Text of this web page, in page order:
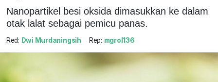
Nanopartikel besi oksida dimasukkan ke dalam
otak lalat sebagai pemicu panas.
Red: Dwi Murdaningsih Rep: mgrol136